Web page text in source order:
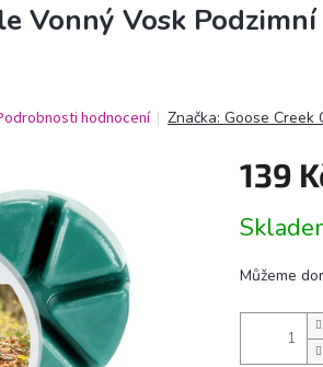
Vonný Vosk
hodnocení Značka:Goose Creek
139
cena:
Můžeme